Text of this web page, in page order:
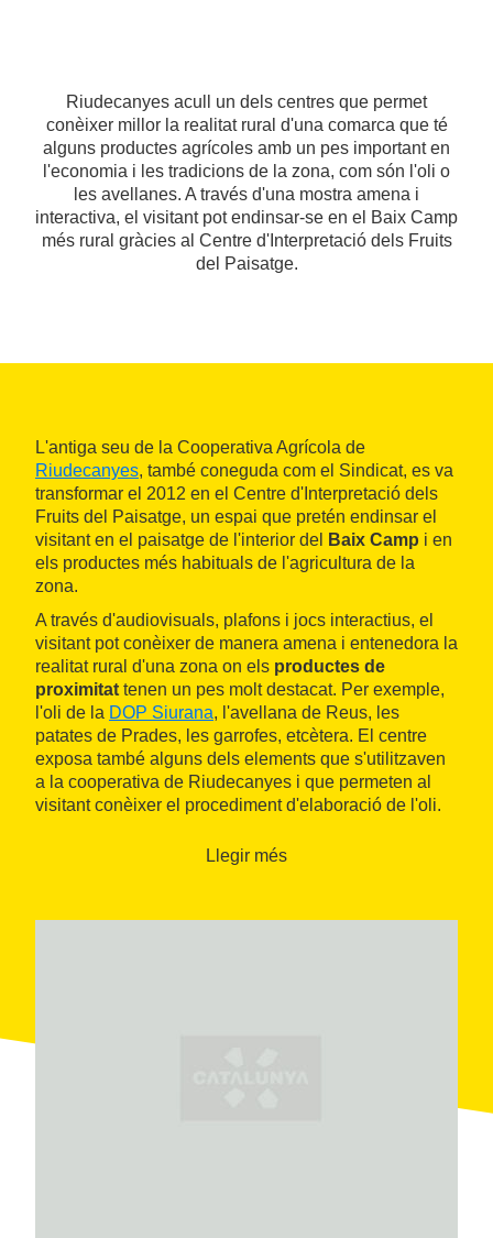
Riudecanyes acull un dels centres que permet
conèixer millor la realitat rural d'una comarca que té
alguns productes agrícoles amb un pes important en
l'economia i les tradicions de la zona, com són l'oli o
les avellanes. A través d'una mostra amena i
interactiva, el visitant pot endinsar-se en el Baix Camp
més rural gràcies al Centre d'Interpretació dels Fruits
del Paisatge.
L'antiga seu de la Cooperativa Agrícola de
Riudecanyes, també coneguda com el Sindicat, es va
transformar el 2012 en el Centre d'Interpretació dels
Fruits del Paisatge, un espai que pretén endinsar el
visitant en el paisatge de l'interior del
Baix Camp i en
els productes més habituals de l'agricultura de la
zona.
A través d'audiovisuals, plafons i jocs interactius, el
visitant pot conèixer de manera amena i entenedora la
realitat rural d'una zona on els productes de
proximitat tenen un pes molt destacat. Per exemple,
l'oli de la DOP Siurana, l'avellana de Reus, les
patates de Prades, les garrofes, etcètera. El centre
exposa també alguns dels elements que s'utilitzaven
a la cooperativa de Riudecanyes i que permeten al
visitant conèixer el procediment d'elaboració de l'oli.
Llegir més